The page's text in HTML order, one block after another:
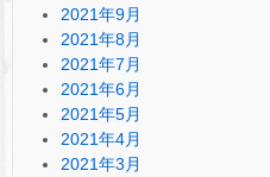
2021年9月
2021年8月
2021年7月
2021年6月
2021年5月
2021年4月
2021年3月